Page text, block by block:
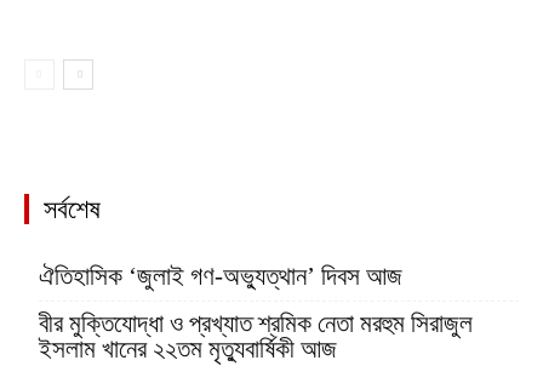
সর্বশেষ
ঐতিহাসিক ‘জুলাই গণ-অভ্যুত্থান’ দিবস আজ
বীর মুক্তিযোদ্ধা ও প্রখ্যাত শ্রমিক নেতা মরহুম সিরাজুল
ইসলাম খানের ২২তম মৃত্যুবার্ষিকী আজ